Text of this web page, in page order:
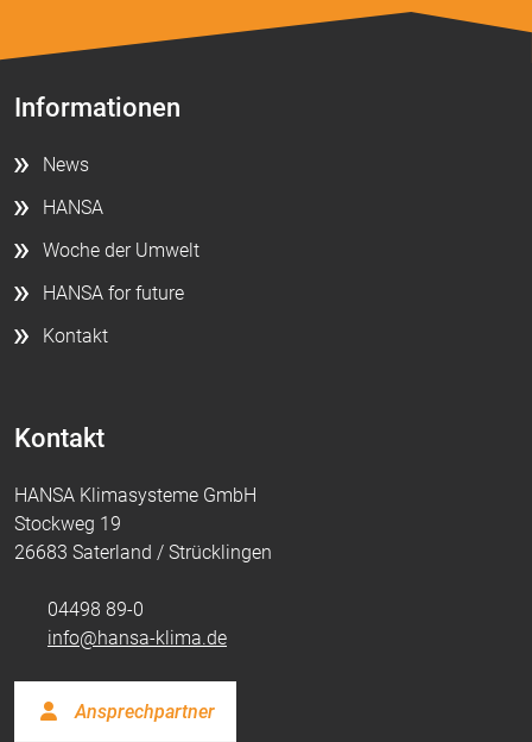
Informationen
News
HANSA
Woche der Umwelt
HANSA for future
Kontakt
Kontakt
HANSA Klimasysteme GmbH
Stockweg 19
26683 Saterland / Strücklingen
04498 89-0
info@hansa-klima.de
Ansprechpartner